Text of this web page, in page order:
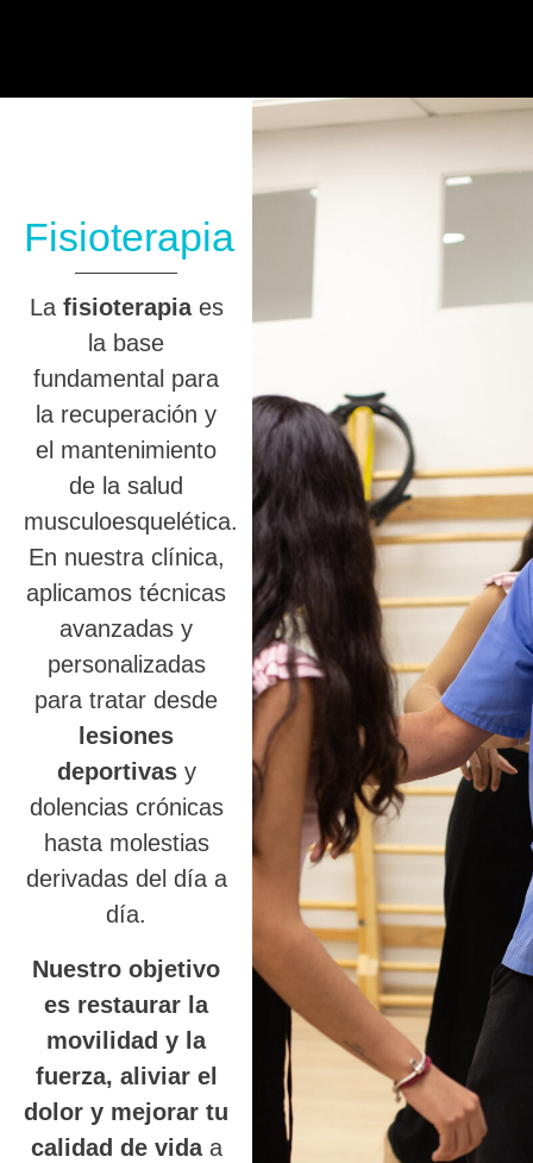
Fisioterapia
La fisioterapiaes
la base
fundamental para
la recuperación y
el mantenimiento
de la salud
musculoesquelética.
En nuestra clínica,
aplicamos técnicas
avanzadas y
personalizadas
para tratar desde
lesiones
deportivasy
dolencias crónicas
hasta molestias
derivadas del día a
día.
Nuestro objetivo
es restaurar la
movilidad y la
fuerza, aliviar el
dolor y mejorar tu
calidad de vidaa